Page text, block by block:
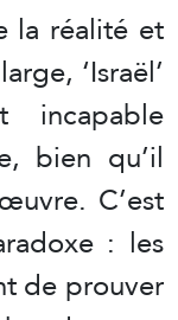
la réalité et
‘Israël’
incapable
bien qu’il
C’est
: les
de prouver